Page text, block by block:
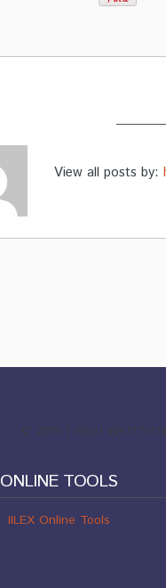
View all posts by:
© 2019 | IRISH
ONLINE TOOLS
IILEX Online Tools